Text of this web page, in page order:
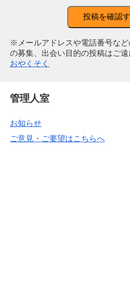
投稿を確認
※メールアドレスや電話番号な
の募集、出会い目的の投稿はご
おやくそく
管理人室
お知らせ
ご意見・ご要望はこちらへ